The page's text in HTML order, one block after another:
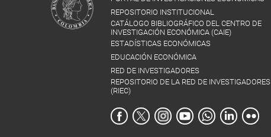
REPOSITORIO INSTITUCIONAL
CATÁLOGO BIBLIOGRÁFICO DEL CENTRO DE
INVESTIGACIÓN ECONÓMICA (CAIE)
ESTADÍSTICAS ECONÓMICAS
EDUCACIÓN ECONÓMICA
RED DE INVESTIGADORES
REPOSITORIO DE LA RED DE INVESTIGADORES
(RIEC)